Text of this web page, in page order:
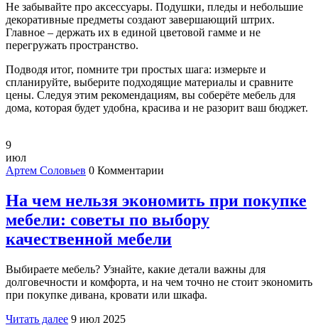
Не забывайте про аксессуары. Подушки, пледы и небольшие
декоративные предметы создают завершающий штрих.
Главное – держать их в единой цветовой гамме и не
перегружать пространство.
Подводя итог, помните три простых шага: измерьте и
спланируйте, выберите подходящие материалы и сравните
цены. Следуя этим рекомендациям, вы соберёте мебель для
дома, которая будет удобна, красива и не разорит ваш бюджет.
9
июл
Артем Соловьев 0 Комментарии
На чем нельзя экономить при покупке
мебели: советы по выбору
качественной мебели
Выбираете мебель? Узнайте, какие детали важны для
долговечности и комфорта, и на чем точно не стоит экономить
при покупке дивана, кровати или шкафа.
Читать далее 9 июл 2025